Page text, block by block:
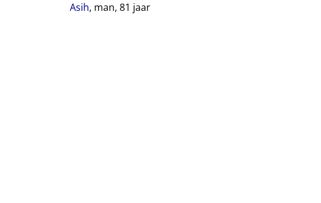
Asih, man, 81 jaar